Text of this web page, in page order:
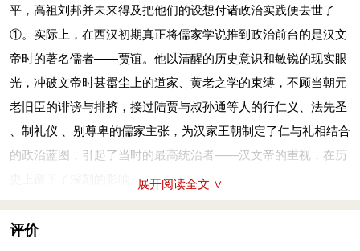
鉴于贾谊的突出才能和优异表现，文帝想提拔贾谊担任公卿
谤贾谊“年少初学，专欲擅权，纷乱诸事”。汉文帝亦逐渐疏远贾
平，高祖刘邦并未来得及把他们的设想付诸政治实践便去世了
①。实际上，在西汉初期真正将儒家学说推到政治前台的是汉文
帝时的著名儒者——贾谊。他以清醒的历史意识和敏锐的现实眼
光，冲破文帝时甚嚣尘上的道家、黄老之学的束缚，不顾当朝元
老旧臣的诽谤与排挤，接过陆贾与叔孙通等人的行仁义、法先圣
、制礼仪 、别尊卑的儒家主张，为汉家王朝制定了仁与礼相结合
的政治蓝图，引起了当时的最高统治者——汉文帝的重视，在历
史上留下了深刻的影响。展开阅读全文 ∨
评价